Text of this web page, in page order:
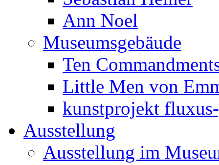
Ann Noel
Museumsgebäude
Ten
Little Men von
kunstprojekt
Ausstellung
Ausstellung im